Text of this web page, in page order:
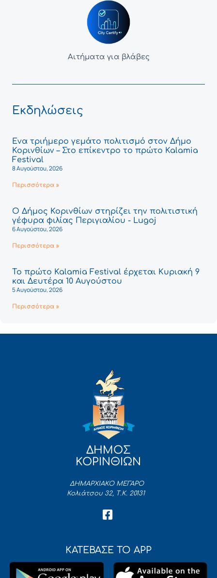
Αιτήματα για βλάβες
Εκδηλώσεις
Ένα τριήμερο γεμάτο πολιτισμό στον Δήμο
Κορινθίων – Στο επίκεντρο το πρώτο Kalamia
Festival
8 Αυγούστου, 2026
Περισσότερα »
Ο Δήμος Κορινθίων στηρίζει την πολιτιστική
γέφυρα φιλίας Περιγιαλίου - Lugoj
6 Αυγούστου, 2026
Περισσότερα »
Το πρώτο Kalamia Festival έρχεται Κυριακή 9
και Δευτέρα 10 Αυγούστου
5 Αυγούστου, 2026
Περισσότερα »
ΔΗΜΟΣ
ΚΟΡΙΝΘΙΩΝ
ΔΗΜΑΡΧΙΑΚΟ ΜΕΓΑΡΟ
Κολιάτσου 32, Τ.Κ. 20131
ΚΑΤΕΒΑΣΕ ΤΟ APP